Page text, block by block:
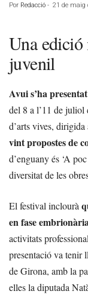
Por Redacció - 21 de maig
Una edició
juvenil
Avui s’ha presentat
del 8 a l’11 de juliol
d’arts vives,
vint propostes de
d’enguany és ‘A
diversitat de les
El festival inclourà
en fase
activitats
presentació va tenir
de Girona, amb la
elles la diputada